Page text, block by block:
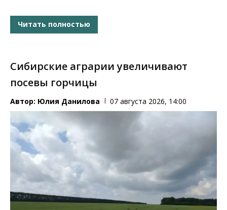
Читать полностью
Сибирские аграрии увеличивают
посевы горчицы
Автор: Юлия Данилова 07 августа 2026, 14:00